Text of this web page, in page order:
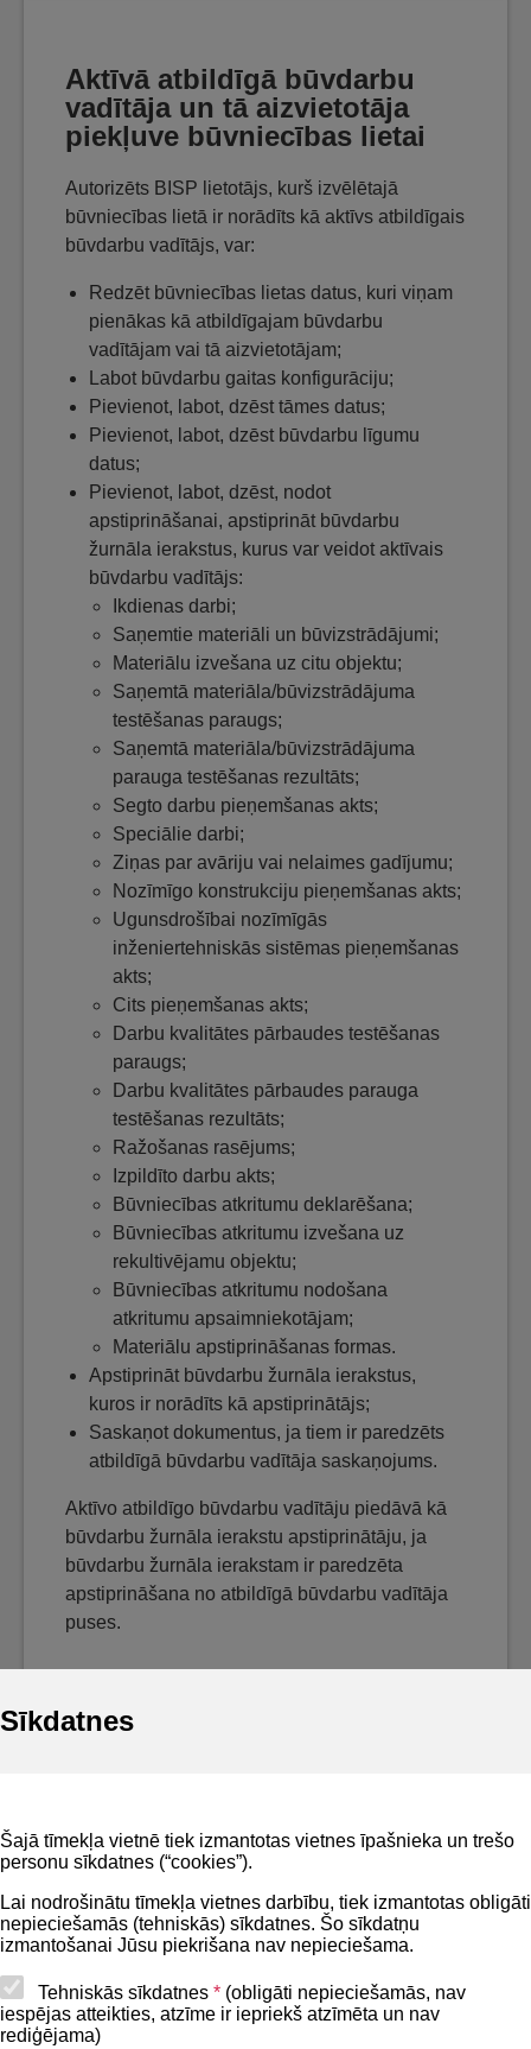
Sīkdatnes
Šajā tīmekļa vietnē tiek izmantotas vietnes īpašnieka un trešo
personu sīkdatnes (“cookies”).
Lai nodrošinātu tīmekļa vietnes darbību, tiek izmantotas obligāti
nepieciešamās (tehniskās) sīkdatnes. Šo sīkdatņu
izmantošanai Jūsu piekrišana nav nepieciešama.
Tehniskās sīkdatnes * (obligāti nepieciešamās, nav
iespējas atteikties, atzīme ir iepriekš atzīmēta un nav
rediģējama)
Aktīvā atbildīgā būvdarbu
vadītāja un tā aizvietotāja
piekļuve būvniecības lietai
Autorizēts BISP lietotājs, kurš izvēlētajā
būvniecības lietā ir norādīts kā aktīvs atbildīgais
būvdarbu vadītājs, var:
Redzēt būvniecības lietas datus, kuri viņam
pienākas kā atbildīgajam būvdarbu
vadītājam vai tā aizvietotājam;
Labot būvdarbu gaitas konfigurāciju;
Pievienot, labot, dzēst tāmes datus;
Pievienot, labot, dzēst būvdarbu līgumu
datus;
Pievienot, labot, dzēst, nodot
apstiprināšanai, apstiprināt būvdarbu
žurnāla ierakstus, kurus var veidot aktīvais
būvdarbu vadītājs:
Ikdienas darbi;
Saņemtie materiāli un būvizstrādājumi;
Materiālu izvešana uz citu objektu;
Saņemtā materiāla/būvizstrādājuma
testēšanas paraugs;
Saņemtā materiāla/būvizstrādājuma
parauga testēšanas rezultāts;
Segto darbu pieņemšanas akts;
Speciālie darbi;
Ziņas par avāriju vai nelaimes gadījumu;
Nozīmīgo konstrukciju pieņemšanas akts;
Ugunsdrošībai nozīmīgās
inženiertehniskās sistēmas pieņemšanas
akts;
Cits pieņemšanas akts;
Darbu kvalitātes pārbaudes testēšanas
paraugs;
Darbu kvalitātes pārbaudes parauga
testēšanas rezultāts;
Ražošanas rasējums;
Izpildīto darbu akts;
Būvniecības atkritumu deklarēšana;
Būvniecības atkritumu izvešana uz
rekultivējamu objektu;
Būvniecības atkritumu nodošana
atkritumu apsaimniekotājam;
Materiālu apstiprināšanas formas.
Apstiprināt būvdarbu žurnāla ierakstus,
kuros ir norādīts kā apstiprinātājs;
Saskaņot dokumentus, ja tiem ir paredzēts
atbildīgā būvdarbu vadītāja saskaņojums.
Aktīvo atbildīgo būvdarbu vadītāju piedāvā kā
būvdarbu žurnāla ierakstu apstiprinātāju, ja
būvdarbu žurnāla ierakstam ir paredzēta
apstiprināšana no atbildīgā būvdarbu vadītāja
puses.
Privātuma politika
Lapas karte
Piekļūstamības paziņojums